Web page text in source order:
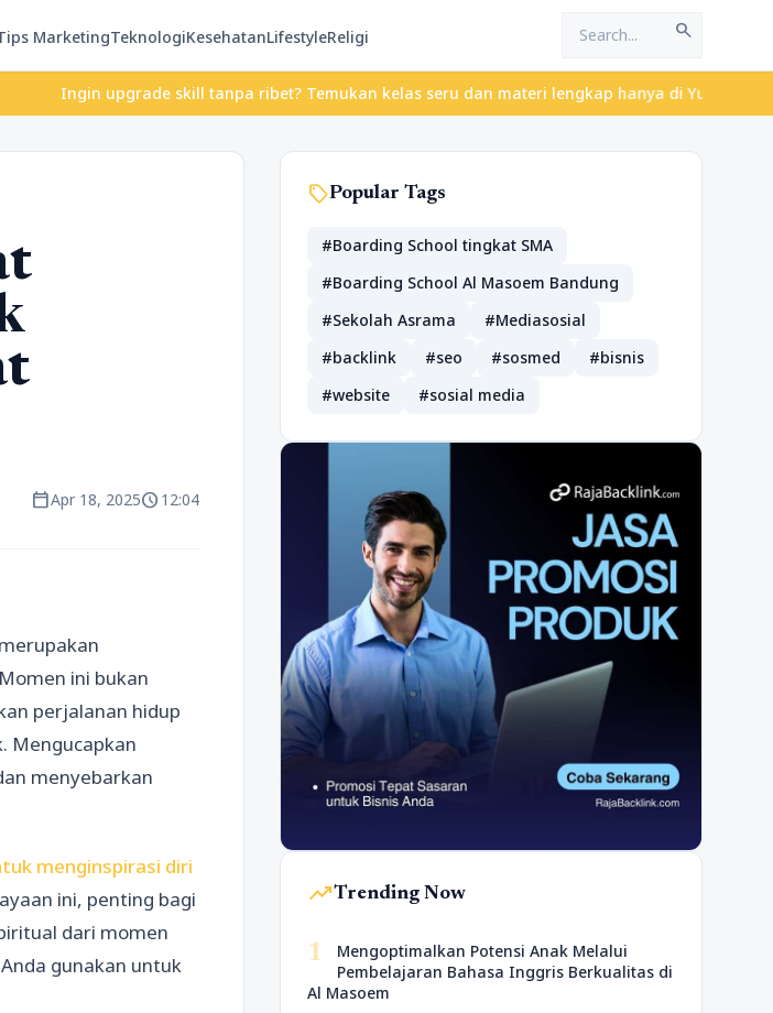
MarketingTeknologiKesehatanLifestyleReligi search
upgrade skill tanpa ribet? Temukan kelas seru dan materi lengkap hanya di YukBelajar.com.
calendar_todayApr 18, 2025schedule12:04
ini bukan
perjalanan hidup
Mengucapkan
menyebarkan
menginspirasi diri
ini, penting bagi
dari momen
gunakan untuk
sellPopular Tags
#Boarding School tingkat SMA
#Boarding School Al Masoem Bandung
#Sekolah Asrama
#Mediasosial
#backlink
#seo #sosmed
#bisnis
#website
#sosial media
trending_upTrending Now
1
Mengoptimalkan Potensi Anak Melalui
Pembelajaran Bahasa Inggris Berkualitas di
Al Masoem